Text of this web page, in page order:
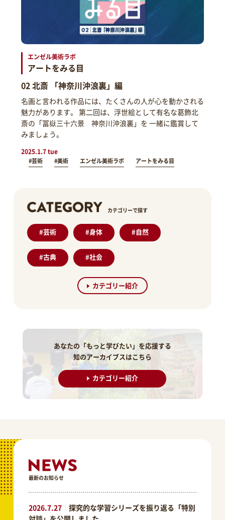
エンゼル美術ラボ
アートをみる目
02 北斎 「神奈川沖浪裏」編
名画と言われる作品には、たくさんの人が心を動かされる
魅力があります。 第二回は、浮世絵として有名な葛飾北
斎の「冨嶽三十六景 神奈川沖浪裏」を 一緒に鑑賞して
みましょう。
2025.1.7 tue
#芸術 #美術 エンゼル美術ラボ アートをみる目
カテゴリーで探す
カテゴリー紹介
#芸術 #身体 #自然
#古典 #社会
あなたの「もっと学びたい」を応援する
知のアーカイブスはこちら
カテゴリー紹介
最新のお知らせ
2026.7.27｜ 探究的な学習シリーズを振り返る「特別